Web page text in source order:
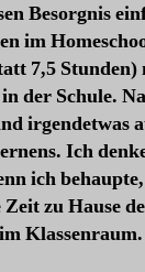
Besorgnis
im
7,5
der Schule.
irgendetwas
Ich
ich
zu Hause
Klassenraum.